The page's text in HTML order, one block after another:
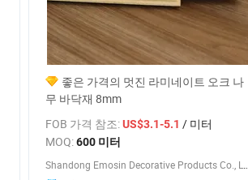
좋은 가격의 멋진 라미네이트 오크 나
무 바닥재 8mm
FOB 가격 참조:US$3.1-5.1 / 미터
MOQ:600 미터